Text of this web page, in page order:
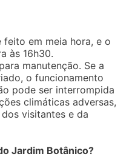
feito em meia hora, e o
às 16h30.
manutenção. Se a
o funcionamento
pode ser interrompida
climáticas adversas,
visitantes e da
Jardim Botânico?